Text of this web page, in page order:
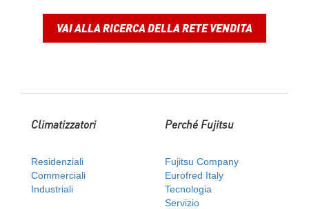
VAI ALLA RICERCA DELLA RETE VENDITA
Climatizzatori
Residenziali
Commerciali
Industriali
Perché Fujitsu
Fujitsu Company
Eurofred Italy
Tecnologia
Servizio